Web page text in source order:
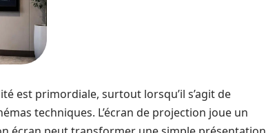
est primordiale, surtout lorsqu’il s’agit de
techniques. L’écran de projection joue un